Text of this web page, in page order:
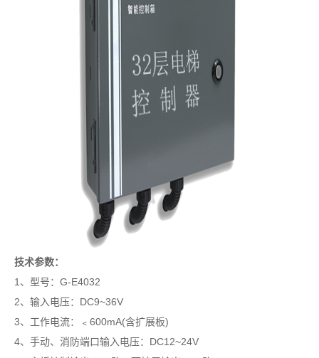
技术参数：
1、型号：G-E4032
2、输入电压：DC9~36V
3、工作电流：﹤600mA(含扩展板)
4、手动、消防端口输入电压：DC12~24V